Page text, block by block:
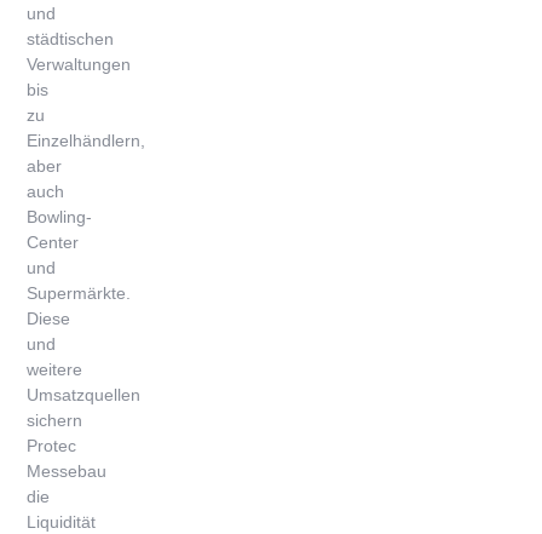
und
städtischen
Verwaltungen
bis
zu
Einzelhändlern,
aber
auch
Bowling-
Center
und
Supermärkte.
Diese
und
weitere
Umsatzquellen
sichern
Protec
Messebau
die
Liquidität